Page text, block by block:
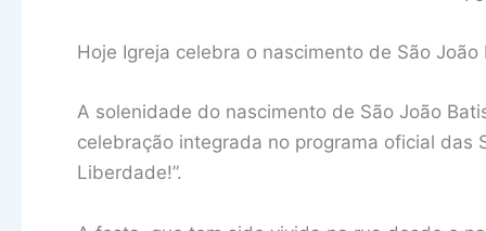
Hoje Igreja celebra o nascimento de São João
A solenidade do nascimento de São João
celebração integrada no programa oficial das
Liberdade!”.